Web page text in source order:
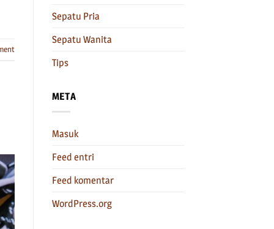
Sepatu Pria
Sepatu Wanita
Tips
META
Masuk
Feed entri
Feed komentar
WordPress.org